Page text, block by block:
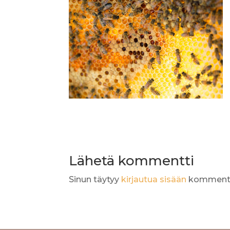
Lähetä kommentti
Sinun täytyy kirjautua sisään